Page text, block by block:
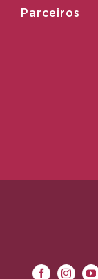
Parceiros